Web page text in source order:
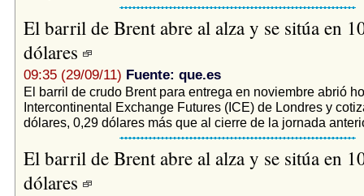
El barril de Brent abre al alza y se sitúa en
dólares
09:35 (29/09/11) Fuente: que.es
El barril de crudo Brent para entrega en noviembre abrió
Intercontinental Exchange Futures (ICE) de Londres y
dólares, 0,29 dólares más que al cierre de la jornada
El barril de Brent abre al alza y se sitúa en
dólares